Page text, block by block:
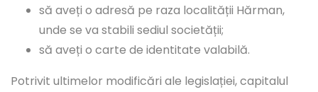
să aveți o adresă pe raza localității Hărman,
unde se va stabili sediul societății;
să aveți o carte de identitate valabilă.
Potrivit ultimelor modificări ale legislației, capitalul